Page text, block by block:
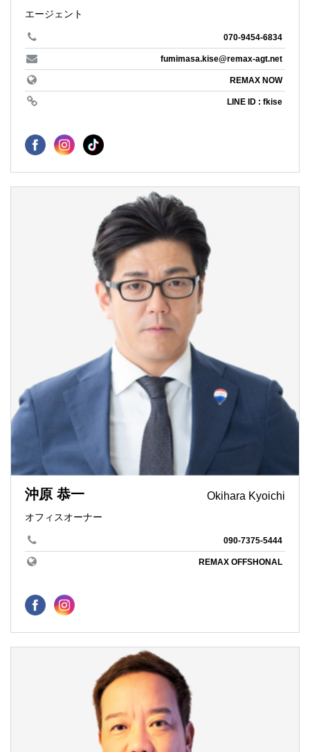
エージェント
070-9454-6834
fumimasa.kise@remax-agt.net
REMAX NOW
LINE ID : fkise
沖原 恭一 Okihara Kyoichi
オフィスオーナー
090-7375-5444
REMAX OFFSHONAL